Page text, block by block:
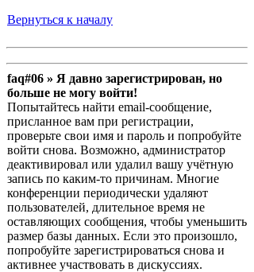
Вернуться к началу
faq#06 » Я давно зарегистрирован, но
больше не могу войти!
Попытайтесь найти email-сообщение,
присланное вам при регистрации,
проверьте свои имя и пароль и попробуйте
войти снова. Возможно, администратор
деактивировал или удалил вашу учётную
запись по каким-то причинам. Многие
конференции периодически удаляют
пользователей, длительное время не
оставляющих сообщения, чтобы уменьшить
размер базы данных. Если это произошло,
попробуйте зарегистрироваться снова и
активнее участвовать в дискуссиях.